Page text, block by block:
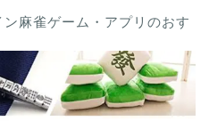
ン麻雀ゲーム・アプリのおす